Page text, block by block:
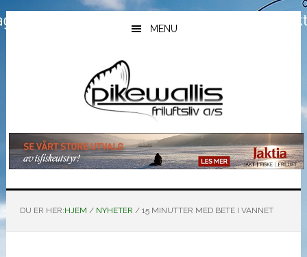
Hopp
til
Hopp
til
Hopp
til
MENU
DU ER HER:HJEM / NYHETER /15 MINUTTER MED BETE I VANNET